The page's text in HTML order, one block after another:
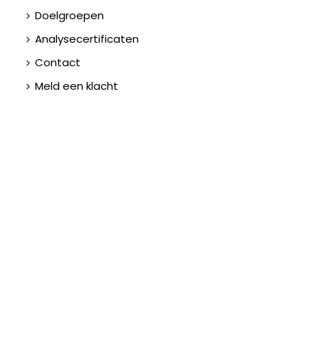
Doelgroepen
Analysecertificaten
Contact
Meld een klacht